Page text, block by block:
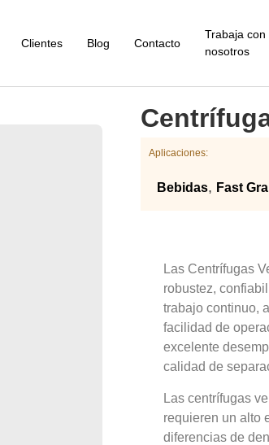
Clientes Blog Contacto
Trabaja con
nosotros
Aplicaciones:
Bebidas, Fast
Las Centrífugas
robustez,
trabajo continuo,
facilidad de
excelente
calidad de
Las centrífugas
requieren un alto
diferencias de